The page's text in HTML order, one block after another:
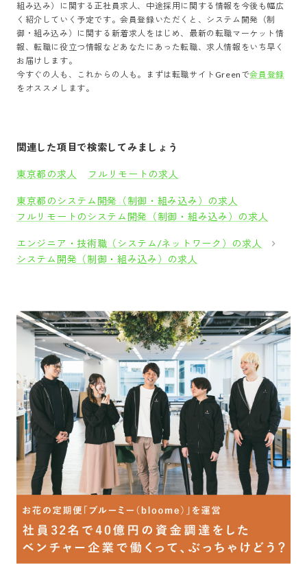
組み込み）
に関する正社員求人、中途採用に関する情報を今後も幅広
く紹介していく予定です。会員登録いただくと、 システム開発（制
御・組み込み）
に関する新着求人をはじめ、最新の転職マーケット情
報、転職に役立つ情報などあなたにあった転職、求人情報をいち早く
お届けします。
今すぐの人も、これからの人も。まずは転職サイトGreenで会員登録
をオススメします。
関連した項目で検索してみましょう
東京都の求人 フルリモートの求人
東京都のシステム開発（制御・組み込み）の求人
フルリモートのシステム開発（制御・組み込み）の求人
エンジニア・技術職（システム/ネットワーク）の求人
システム開発（制御・組み込み）の求人